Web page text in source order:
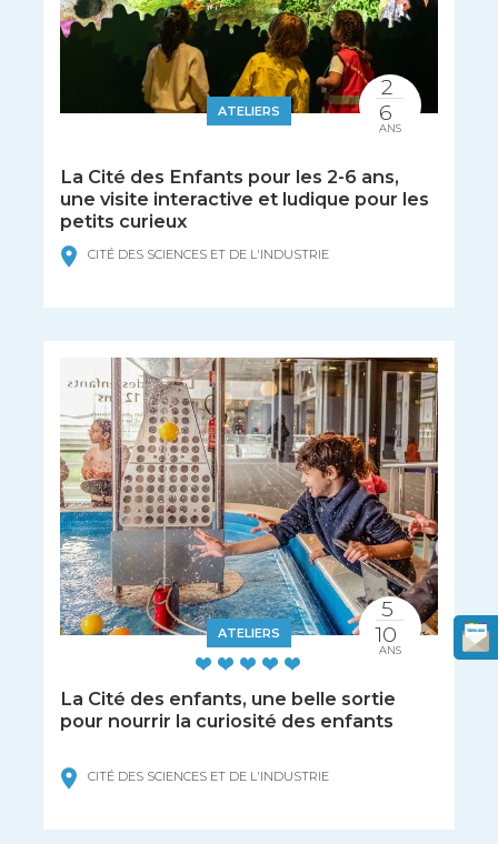
ATELIERS
La Cité des Enfants pour les 2-6 ans,
une visite interactive et ludique pour les
petits curieux
CITÉ DES SCIENCES ET DE L'INDUSTRIE
2
6
ANS
ATELIERS
La Cité des enfants, une belle sortie
pour nourrir la curiosité des enfants
CITÉ DES SCIENCES ET DE L'INDUSTRIE
5
10
ANS